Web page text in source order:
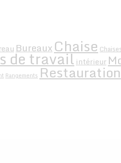
BureauxChaise
de travail intérieur
Rangements Restauration